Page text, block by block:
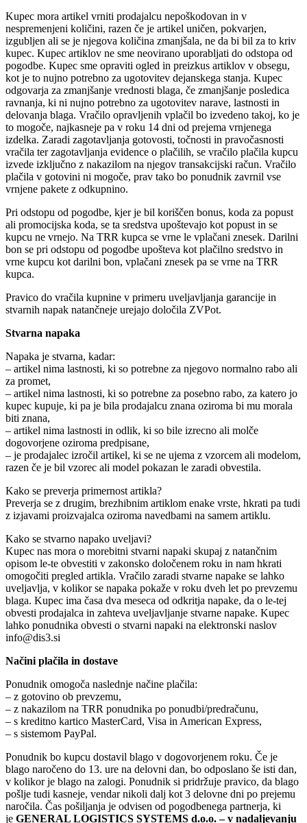
Kupec mora artikel vrniti prodajalcu nepoškodovan in v
nespremenjeni količini, razen če je artikel uničen, pokvarjen,
izgubljen ali se je njegova količina zmanjšala, ne da bi bil za to kriv
kupec. Kupec artiklov ne sme neovirano uporabljati do odstopa od
pogodbe. Kupec sme opraviti ogled in preizkus artiklov v obsegu,
kot je to nujno potrebno za ugotovitev dejanskega stanja. Kupec
odgovarja za zmanjšanje vrednosti blaga, če zmanjšanje posledica
ravnanja, ki ni nujno potrebno za ugotovitev narave, lastnosti in
delovanja blaga. Vračilo opravljenih vplačil bo izvedeno takoj, ko je
to mogoče, najkasneje pa v roku 14 dni od prejema vrnjenega
izdelka. Zaradi zagotavljanja gotovosti, točnosti in pravočasnosti
vračila ter zagotavljanja evidence o plačilih, se vračilo plačila kupcu
izvede izključno z nakazilom na njegov transakcijski račun. Vračilo
plačila v gotovini ni mogoče, prav tako bo ponudnik zavrnil vse
vrnjene pakete z odkupnino.
Pri odstopu od pogodbe, kjer je bil koriščen bonus, koda za popust
ali promocijska koda, se ta sredstva upoštevajo kot popust in se
kupcu ne vrnejo. Na TRR kupca se vrne le vplačani znesek. Darilni
bon se pri odstopu od pogodbe upošteva kot plačilno sredstvo in
vrne kupcu kot darilni bon, vplačani znesek pa se vrne na TRR
kupca.
Pravico do vračila kupnine v primeru uveljavljanja garancije in
stvarnih napak natančneje urejajo določila ZVPot.
Stvarna napaka
Napaka je stvarna, kadar:
– artikel nima lastnosti, ki so potrebne za njegovo normalno rabo ali
za promet,
– artikel nima lastnosti, ki so potrebne za posebno rabo, za katero jo
kupec kupuje, ki pa je bila prodajalcu znana oziroma bi mu morala
biti znana,
– artikel nima lastnosti in odlik, ki so bile izrecno ali molče
dogovorjene oziroma predpisane,
– je prodajalec izročil artikel, ki se ne ujema z vzorcem ali modelom,
razen če je bil vzorec ali model pokazan le zaradi obvestila.
Kako se preverja primernost artikla?
Preverja se z drugim, brezhibnim artiklom enake vrste, hkrati pa tudi
z izjavami proizvajalca oziroma navedbami na samem artiklu.
Kako se stvarno napako uveljavi?
Kupec nas mora o morebitni stvarni napaki skupaj z natančnim
opisom le-te obvestiti v zakonsko določenem roku in nam hkrati
omogočiti pregled artikla. Vračilo zaradi stvarne napake se lahko
uveljavlja, v kolikor se napaka pokaže v roku dveh let po prevzemu
blaga. Kupec ima časa dva meseca od odkritja napake, da o le-tej
obvesti prodajalca in zahteva uveljavljanje stvarne napake. Kupec
lahko ponudnika obvesti o stvarni napaki na elektronski naslov
info@dis3.si
Načini plačila in dostave
Ponudnik omogoča naslednje načine plačila:
– z gotovino ob prevzemu,
– z nakazilom na TRR ponudnika po ponudbi/predračunu,
– s kreditno kartico MasterCard, Visa in American Express,
– s sistemom PayPal.
Ponudnik bo kupcu dostavil blago v dogovorjenem roku. Če je
blago naročeno do 13. ure na delovni dan, bo odposlano še isti dan,
v kolikor je blago na zalogi. Ponudnik si pridržuje pravico, da blago
pošlje tudi kasneje, vendar nikoli dalj kot 3 delovne dni po prejemu
naročila. Čas pošiljanja je odvisen od pogodbenega partnerja, ki
je GENERAL LOGISTICS SYSTEMS d.o.o. – v nadaljevanju